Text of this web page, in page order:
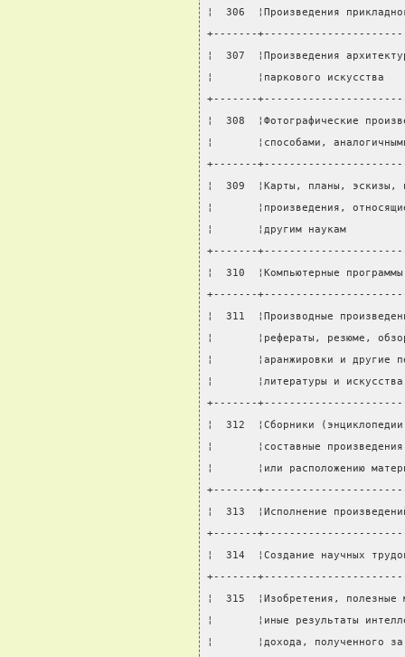
¦  306  ¦Произведения
+-------
¦  307  ¦Произведения
¦       ¦паркового
+-------
¦  308  ¦Фотографические
¦       ¦способами,
+-------
¦  309  ¦Карты, планы,
¦       ¦произведения,
¦       ¦другим наукам
+-------
¦  310  ¦Компьютерные
+-------
¦  311  ¦Производные
¦       ¦рефераты, резюме,
¦       ¦аранжировки и другие
¦       ¦литературы и
+-------
¦  312  ¦Сборники
¦       ¦составные
¦       ¦или расположению
+-------
¦  313  ¦Исполнение
+-------
¦  314  ¦Создание научных
+-------
¦  315  ¦Изобретения,
¦       ¦иные результаты
¦       ¦дохода, полученного